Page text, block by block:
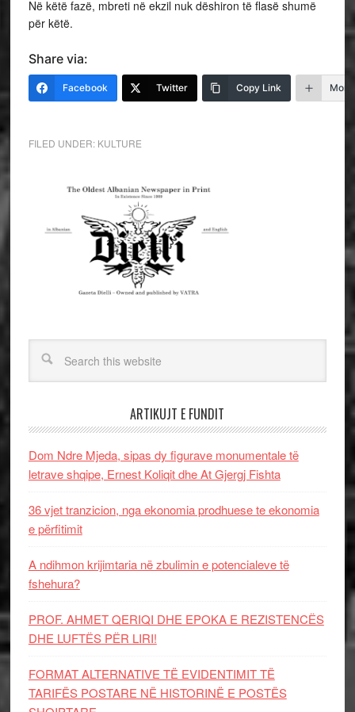
Në këtë fazë, mbreti në ekzil nuk dëshiron të flasë shumë
për këtë.
Share via:
Facebook Twitter Copy Link More
FILED UNDER: KULTURE
ARTIKUJT E FUNDIT
Dom Ndre Mjeda, sipas dy figurave monumentale të
letrave shqipe, Ernest Koliqit dhe At Gjergj Fishta
36 vjet tranzicion, nga ekonomia prodhuese te ekonomia
e përfitimit
A ndihmon krijimtaria në zbulimin e potencialeve të
fshehura?
PROF. AHMET QERIQI DHE EPOKA E REZISTENCЁS
DHE LUFTЁS PЁR LIRI!
FORMAT ALTERNATIVE TË EVIDENTIMIT TË
TARIFËS POSTARE NË HISTORINË E POSTËS